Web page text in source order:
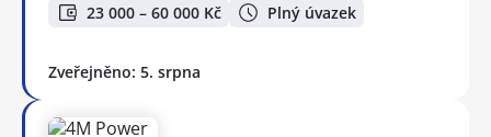
23 000 – 60 000 Kč Plný úvazek
Zveřejněno: 5. srpna